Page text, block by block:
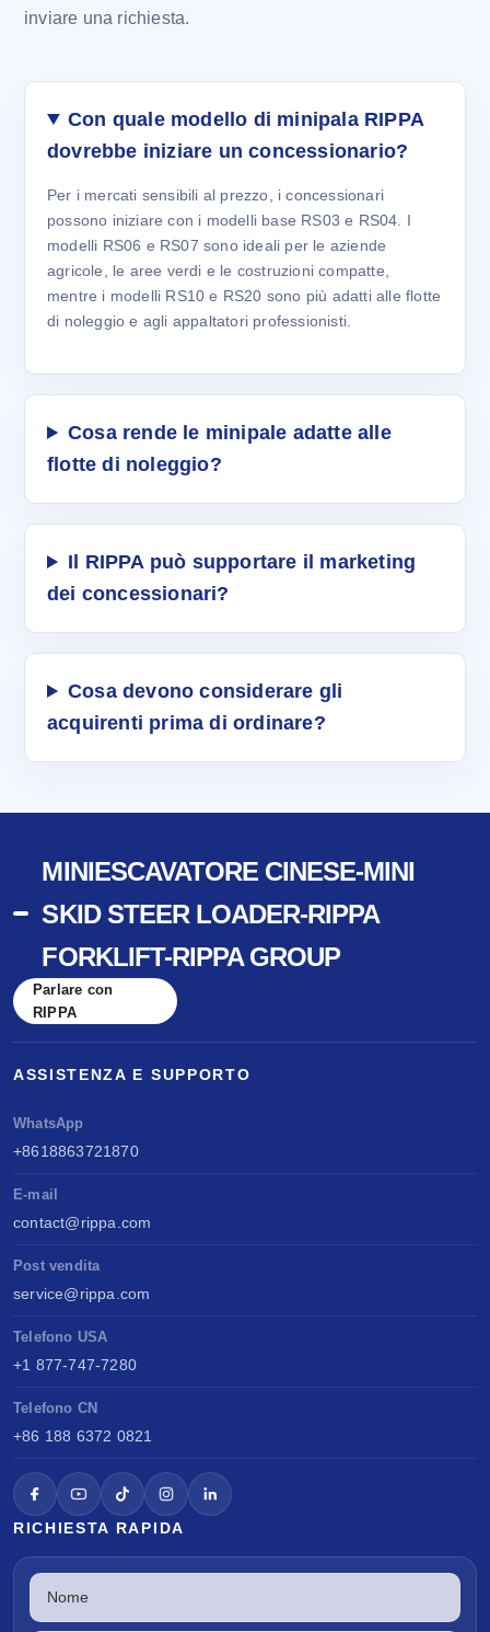
inviare una richiesta.
Con quale modello di minipala RIPPA
dovrebbe iniziare un concessionario?
Per i mercati sensibili al prezzo, i concessionari
possono iniziare con i modelli base RS03 e RS04. I
modelli RS06 e RS07 sono ideali per le aziende
agricole, le aree verdi e le costruzioni compatte,
mentre i modelli RS10 e RS20 sono più adatti alle flotte
di noleggio e agli appaltatori professionisti.
Cosa rende le minipale adatte alle
flotte di noleggio?
Il RIPPA può supportare il marketing
dei concessionari?
Cosa devono considerare gli
acquirenti prima di ordinare?
MINIESCAVATORE CINESE-MINI
SKID STEER LOADER-RIPPA
FORKLIFT-RIPPA GROUP
Parlare con
RIPPA
ASSISTENZA E SUPPORTO
WhatsApp
+8618863721870
E-mail
contact@rippa.com
Post vendita
service@rippa.com
Telefono USA
+1 877-747-7280
Telefono CN
+86 188 6372 0821
RICHIESTA RAPIDA